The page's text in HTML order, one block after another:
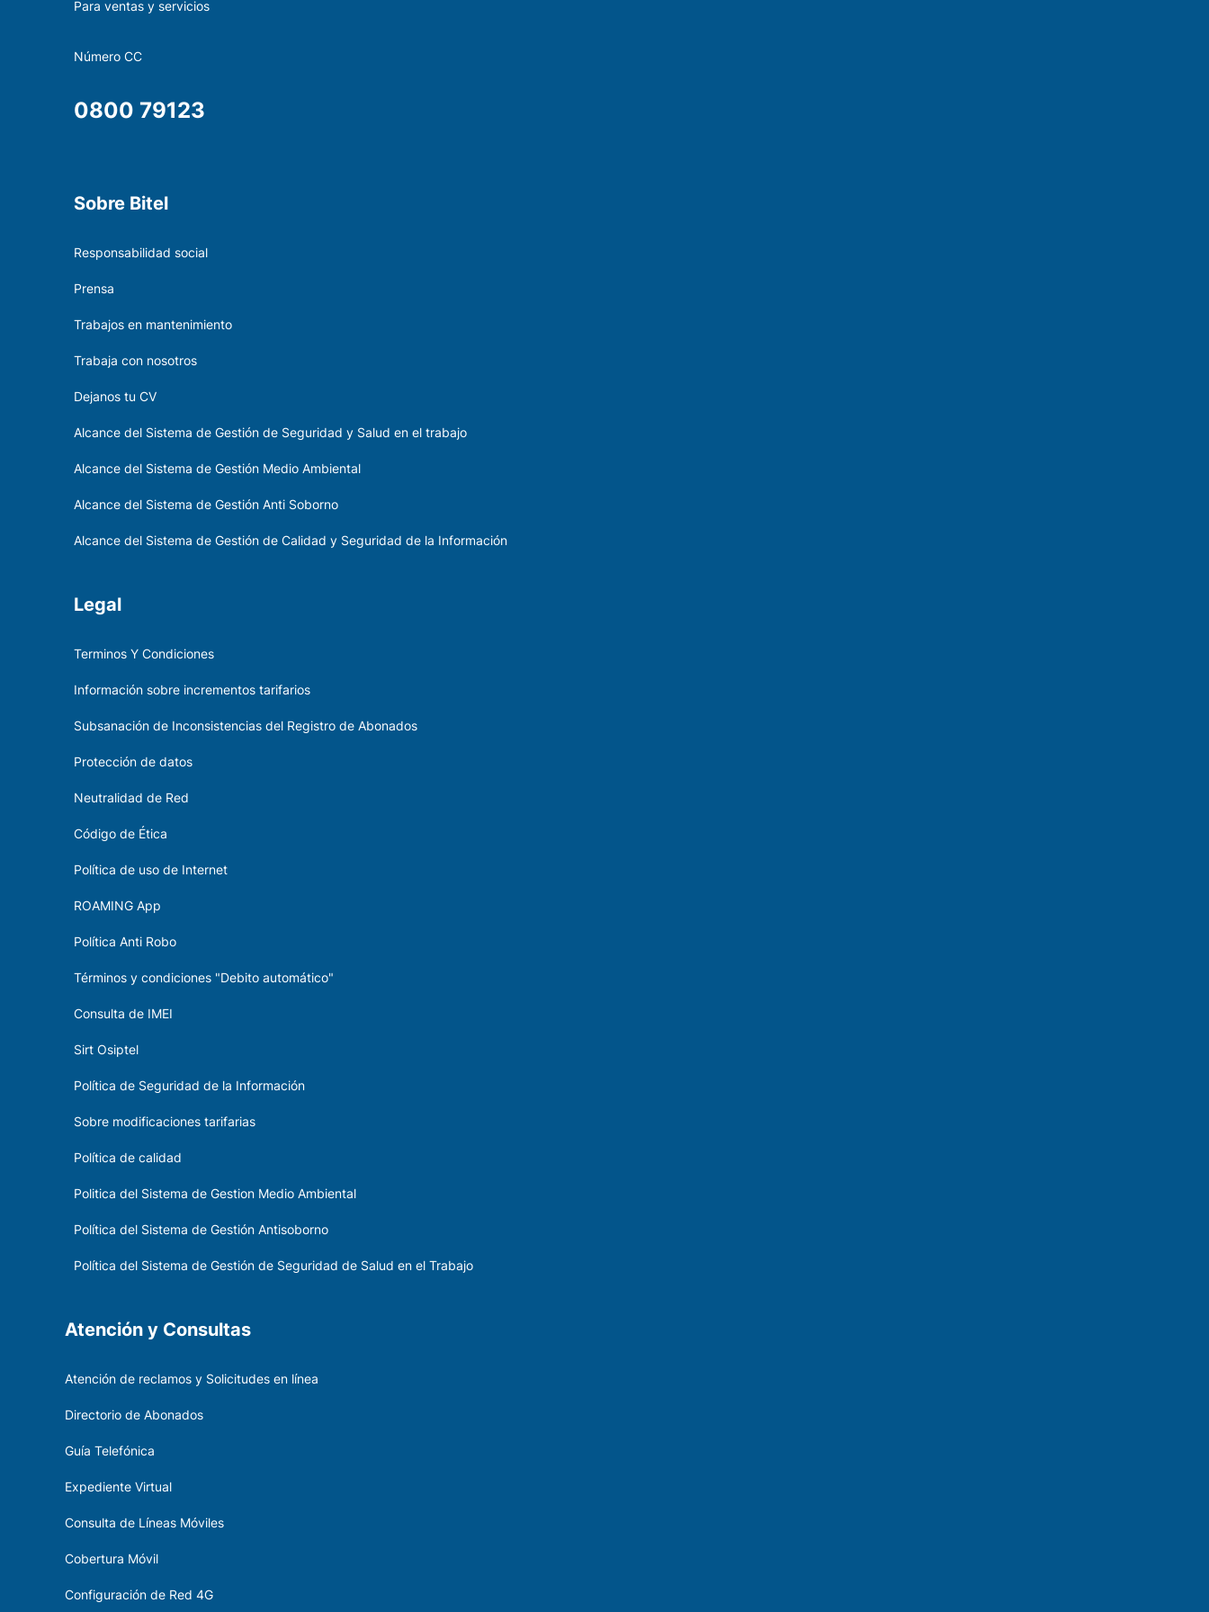
Para ventas y servicios
Número CC
0800 79123
Sobre Bitel
Responsabilidad social
Prensa
Trabajos en mantenimiento
Trabaja con nosotros
Dejanos tu CV
Alcance del Sistema de Gestión de Seguridad y Salud en el trabajo
Alcance del Sistema de Gestión Medio Ambiental
Alcance del Sistema de Gestión Anti Soborno
Alcance del Sistema de Gestión de Calidad y Seguridad de la Información
Legal
Terminos Y Condiciones
Información sobre incrementos tarifarios
Subsanación de Inconsistencias del Registro de Abonados
Protección de datos
Neutralidad de Red
Código de Ética
Política de uso de Internet
ROAMING App
Política Anti Robo
Términos y condiciones "Debito automático"
Consulta de IMEI
Sirt Osiptel
Política de Seguridad de la Información
Sobre modificaciones tarifarias
Política de calidad
Politica del Sistema de Gestion Medio Ambiental
Política del Sistema de Gestión Antisoborno
Política del Sistema de Gestión de Seguridad de Salud en el Trabajo
Atención y Consultas
Atención de reclamos y Solicitudes en línea
Directorio de Abonados
Guía Telefónica
Expediente Virtual
Consulta de Líneas Móviles
Cobertura Móvil
Configuración de Red 4G